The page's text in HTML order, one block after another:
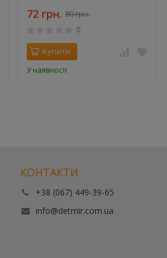
72 грн. 80 грн.
0
Купити
У наявності
КОНТАКТИ
+38 (067) 449-39-65
info@detmir.com.ua